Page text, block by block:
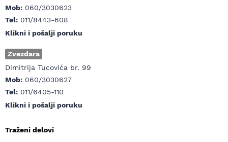
Mob: 060/3030623
Tel: 011/8443-608
Klikni i pošalji poruku
Zvezdara
Dimitrija Tucovića br. 99
Mob: 060/3030627
Tel: 011/6405-110
Klikni i pošalji poruku
Traženi delovi